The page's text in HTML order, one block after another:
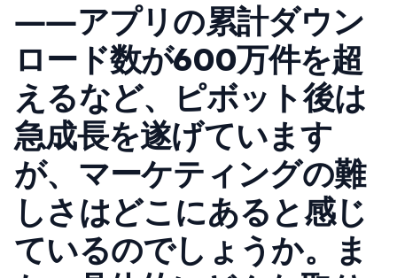
――アプリの累計ダウン
ロード数が600万件を超
えるなど、ピボット後は
急成長を遂げています
が、マーケティングの難
しさはどこにあると感じ
ているのでしょうか。ま